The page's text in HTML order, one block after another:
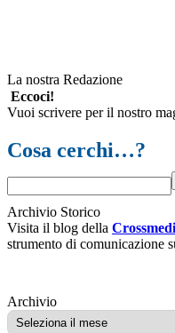
La nostra Redazione
Eccoci!
Vuoi scrivere per il nostro
Cosa cerchi…?
Archivio Storico
Visita il blog della
strumento di comunicazione
ArchivioArchivio